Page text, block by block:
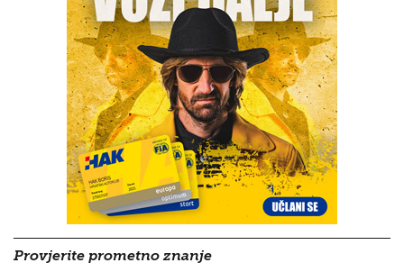
Provjerite prometno znanje